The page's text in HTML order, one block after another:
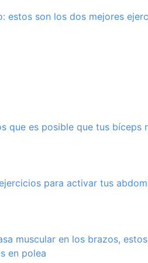
estos son los dos mejores
que es posible que tus bíceps
para activar tus
muscular en los brazos,
en polea